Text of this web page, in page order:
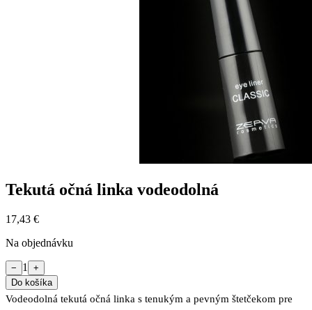
Tekutá očná linka vodeodolná
17,43 €
Na objednávku
− 1
+
Do košíka
Vodeodolná tekutá očná linka s tenukým a pevným štetčekom pre